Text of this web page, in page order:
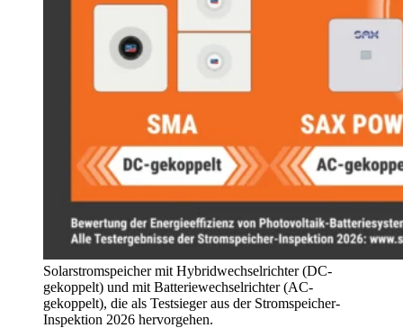
Solarstromspeicher mit Hybridwechselrichter (DC-
gekoppelt) und mit Batteriewechselrichter (AC-
gekoppelt), die als Testsieger aus der Stromspeicher-
Inspektion 2026 hervorgehen.